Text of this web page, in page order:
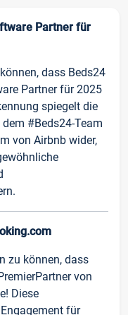
Partner für
dass Beds24
Partner für 2025
spiegelt die
#Beds24-Team
von Airbnb wider,
zu können, dass
von
Diese
für